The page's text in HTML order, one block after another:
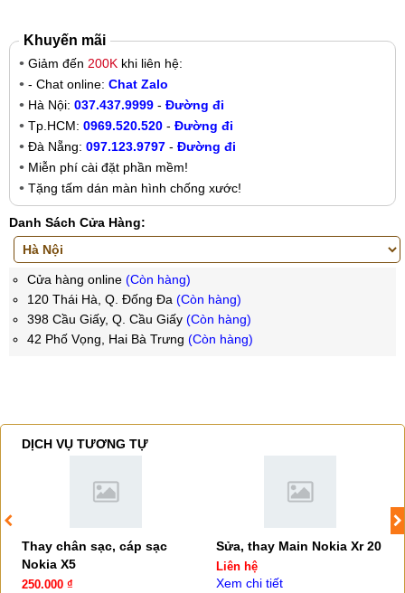
Khuyến mãi
Giảm đến 200K khi liên hệ:
- Chat online: Chat Zalo
Hà Nội: 037.437.9999 - Đường đi
Tp.HCM: 0969.520.520 - Đường đi
Đà Nẵng: 097.123.9797 - Đường đi
Miễn phí cài đặt phần mềm!
Tặng tấm dán màn hình chống xước!
Danh Sách Cửa Hàng:
Cửa hàng online (Còn hàng)
120 Thái Hà, Q. Đống Đa (Còn hàng)
398 Cầu Giấy, Q. Cầu Giấy (Còn hàng)
42 Phố Vọng, Hai Bà Trưng (Còn hàng)
DỊCH VỤ TƯƠNG TỰ
Thay chân sạc, cáp sạc
Nokia X5
250.000 ₫
Sửa, thay Main Nokia Xr 20
Liên hệ
Xem chi tiết